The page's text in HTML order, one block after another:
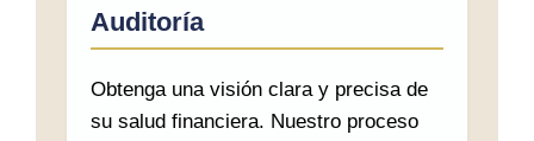
Auditoría
Obtenga una visión clara y precisa de
su salud financiera. Nuestro proceso